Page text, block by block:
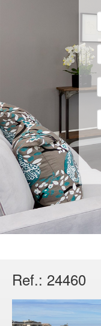
Ref.: 24460